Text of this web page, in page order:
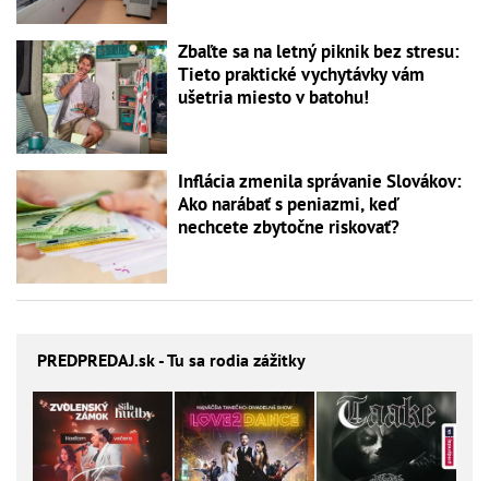
Zbaľte sa na letný piknik bez stresu:
Tieto praktické vychytávky vám
ušetria miesto v batohu!
Inflácia zmenila správanie Slovákov:
Ako narábať s peniazmi, keď
nechcete zbytočne riskovať?
PREDPREDAJ.sk - Tu sa rodia zážitky